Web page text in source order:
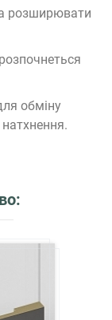
розширювати
обміну